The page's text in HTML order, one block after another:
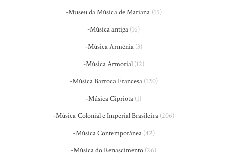
-Museu da Música de Mariana(15)
-Música antiga (16)
-Música Armênia(3)
-Música Armorial(12)
-Música Barroca Francesa(120)
-Música Cipriota (1)
-Música Colonial e Imperial Brasileira(206)
-Música Contemporânea(42)
-Música do Renascimento (26)